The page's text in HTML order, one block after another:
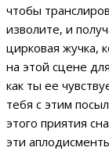
чтобы
изволите, и
цирковая жучка,
на этой сцене
как ты ее
тебя с этим
этого приятия
эти